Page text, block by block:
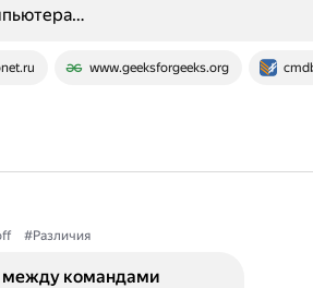
www.geeksforgeeks.org
#Различия
между командами